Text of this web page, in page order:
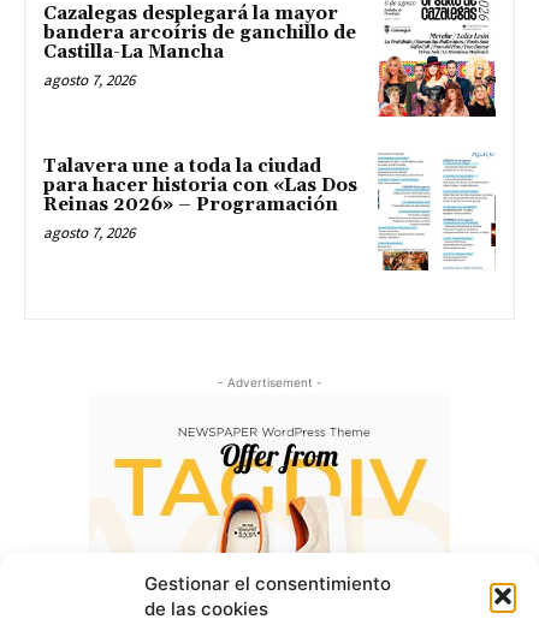
Gestionar el consentimiento
de las cookies
Cazalegas desplegará la mayor
bandera arcoíris de ganchillo de
Castilla-La Mancha
agosto 7, 2026
Talavera une a toda la ciudad
para hacer historia con «Las Dos
Reinas 2026» – Programación
agosto 7, 2026
- Advertisement -